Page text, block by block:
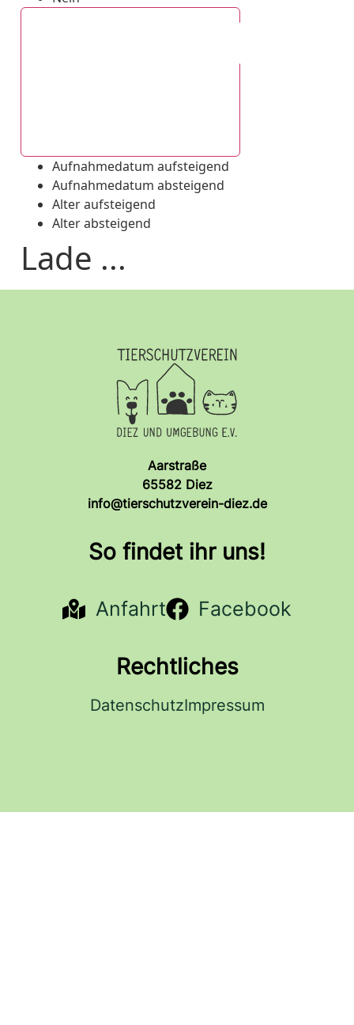
Aufnahmedatum aufsteigend
Aufnahmedatum absteigend
Alter aufsteigend
Alter absteigend
Lade ...
Aarstraße
65582 Diez
info@tierschutzverein-diez.de
So findet ihr uns!
Anfahrt Facebook
Rechtliches
DatenschutzImpressum